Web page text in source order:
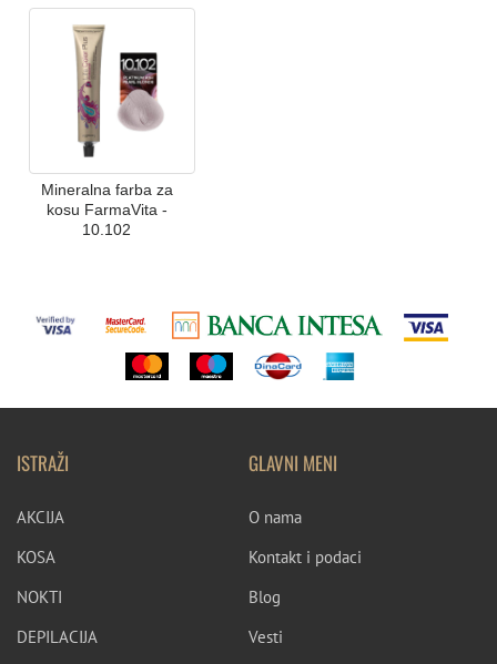
Mineralna farba za
kosu FarmaVita -
10.102
ISTRAŽI
AKCIJA
KOSA
NOKTI
DEPILACIJA
GLAVNI MENI
O nama
Kontakt i podaci
Blog
Vesti